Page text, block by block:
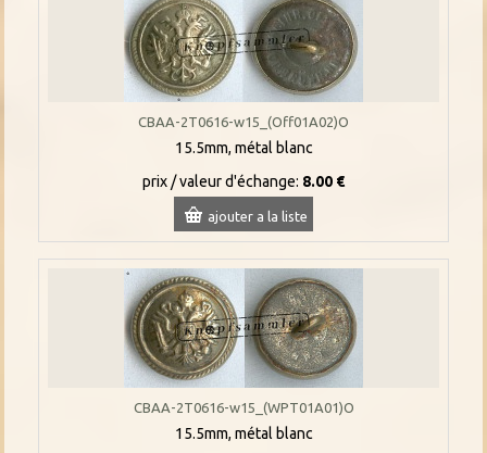
CBAA-2T0616-w15_(Off01A02)O
15.5mm, métal blanc
prix / valeur d'échange: 8.00 €
ajouter a la liste
CBAA-2T0616-w15_(WPT01A01)O
15.5mm, métal blanc